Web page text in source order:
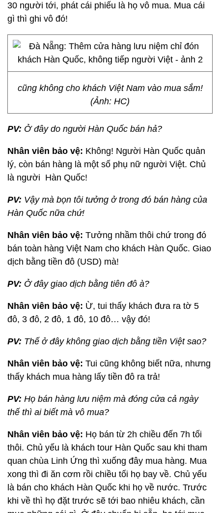
30 người tới, phát cái phiếu là họ vô mua. Mua cái
gì thì ghi vô đó!
cũng không cho khách Việt Nam vào mua sắm!
(Ảnh: HC)
PV: Ở đây do người Hàn Quốc bán hả?
Nhân viên bảo vệ: Không! Người Hàn Quốc quản
lý, còn bán hàng là một số phụ nữ người Việt. Chủ
là người Hàn Quốc!
PV: Vậy mà bọn tôi tưởng ở trong đó bán hàng của
Hàn Quốc nữa chứ!
Nhân viên bảo vệ: Tưởng nhầm thôi chứ trong đó
bán toàn hàng Việt Nam cho khách Hàn Quốc. Giao
dịch bằng tiền đô (USD) mà!
PV: Ở đây giao dịch bằng tiên đô à?
Nhân viên bảo vệ: Ừ, tui thấy khách đưa ra tờ 5
đô, 3 đô, 2 đô, 1 đô, 10 đô… vậy đó!
PV: Thế ở đây không giao dịch bằng tiền Việt sao?
Nhân viên bảo vệ: Tui cũng không biết nữa, nhưng
thấy khách mua hàng lấy tiền đô ra trả!
PV: Họ bán hàng lưu niệm mà đóng cửa cả ngày
thế thì ai biết mà vô mua?
Nhân viên bảo vệ: Họ bán từ 2h chiều đến 7h tối
thôi. Chủ yếu là khách tour Hàn Quốc sau khi tham
quan chùa Linh Ứng thì xuống đây mua hàng. Mua
xong thì đi ăn cơm rồi chiều tối họ bay về. Chủ yếu
là bán cho khách Hàn Quốc khi họ về nước. Trước
khi về thì họ đặt trước sẽ tới bao nhiêu khách, cần